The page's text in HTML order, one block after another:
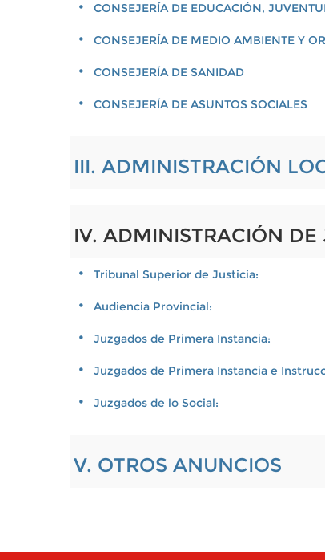
CONSEJERÍA DE EDUCACIÓN,
CONSEJERÍA DE MEDIO AMBIENTE Y
CONSEJERÍA DE SANIDAD
CONSEJERÍA DE ASUNTOS SOCIALES
III. ADMINISTRACIÓN
IV. ADMINISTRACIÓN DE
Tribunal Superior de Justicia:
Audiencia Provincial:
Juzgados de Primera Instancia:
Juzgados de Primera Instancia e
Juzgados de lo Social:
V. OTROS ANUNCIOS